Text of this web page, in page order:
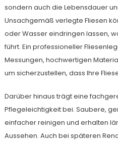
sondern auch die Lebensdauer
Unsachgemäß verlegte Fliesen
oder Wasser eindringen lassen,
führt. Ein professioneller
Messungen, hochwertigen
um sicherzustellen, dass Ihre
Darüber hinaus trägt eine
Pflegeleichtigkeit bei. Saubere,
einfacher reinigen und erhalten
Aussehen. Auch bei späteren